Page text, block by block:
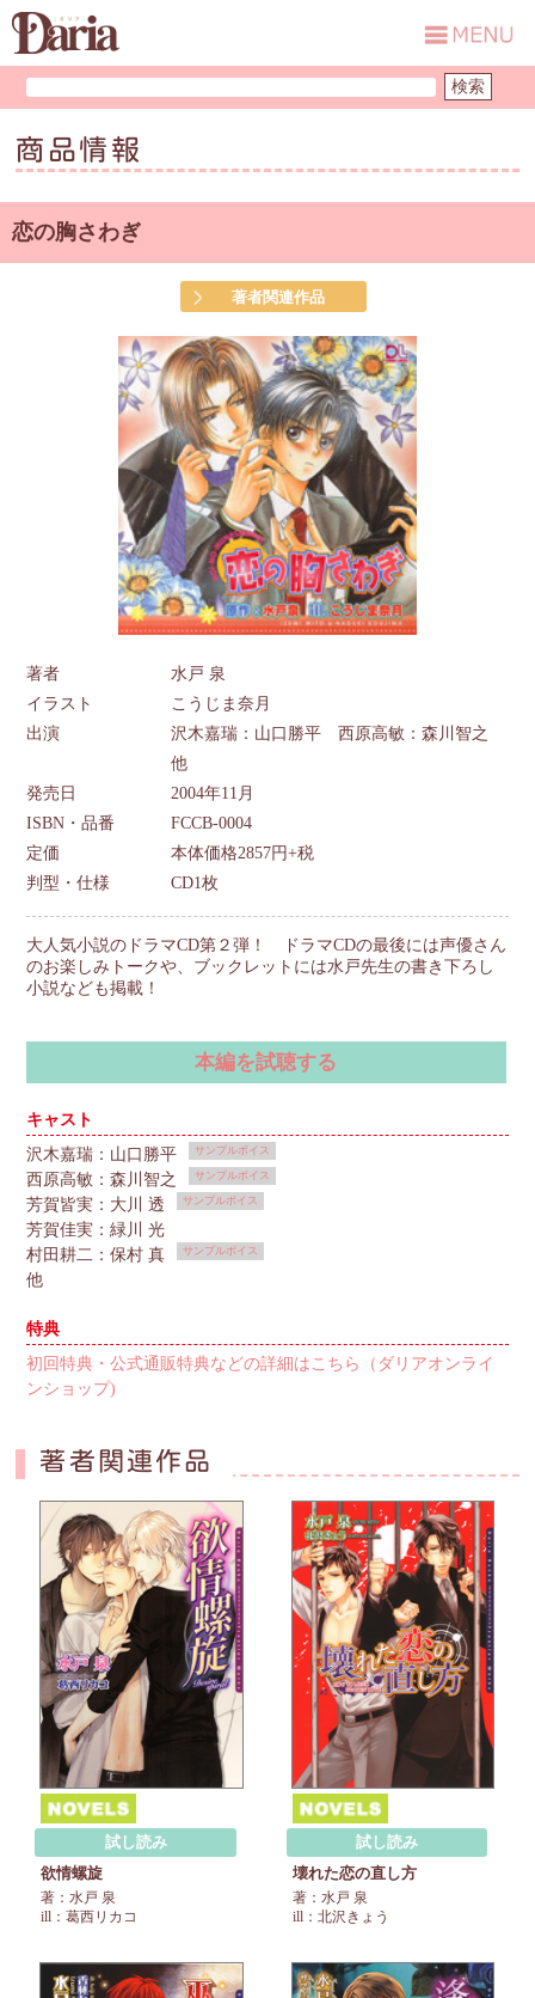
商品情報
恋の胸さわぎ
著者関連作品
著者
水戸 泉
イラスト
こうじま奈月
出演
沢木嘉瑞：山口勝平 西原高敏：森川智之
他
発売日
2004年11月
ISBN・品番
FCCB-0004
定価
本体価格2857円+税
判型・仕様
CD1枚
大人気小説のドラマCD第２弾！ ドラマCDの最後には声優さん
のお楽しみトークや、ブックレットには水戸先生の書き下ろし
小説なども掲載！
本編を試聴する
キャスト
沢木嘉瑞：山口勝平
サンプルボイス
西原高敏：森川智之 サンプルボイス
芳賀皆実：大川 透 サンプルボイス
芳賀佳実：緑川 光
村田耕二：保村 真
サンプルボイス
他
特典
初回特典・公式通販特典などの詳細はこちら（ダリアオンライ
ンショップ)
著者関連作品
試し読み
欲情螺旋
著：水戸 泉
ill：葛西リカコ
試し読み
壊れた恋の直し方
著：水戸 泉
ill：北沢きょう